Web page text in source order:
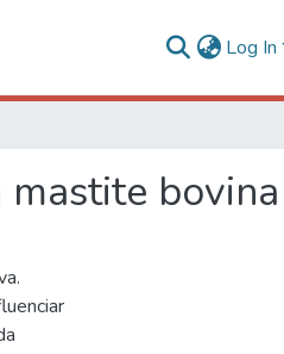
Log In
bovina